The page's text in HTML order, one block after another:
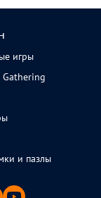
игры
и пазлы